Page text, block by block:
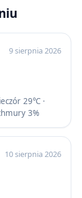
9 sierpnia 2026
29℃ ·
3%
10 sierpnia 2026